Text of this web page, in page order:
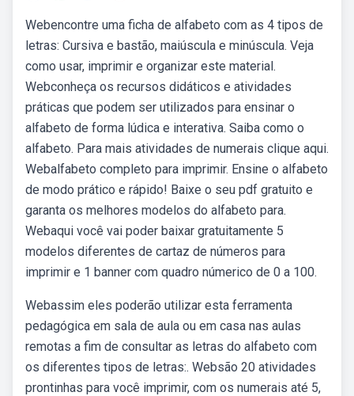
Webencontre uma ficha de alfabeto com as 4 tipos de
letras: Cursiva e bastão, maiúscula e minúscula. Veja
como usar, imprimir e organizar este material.
Webconheça os recursos didáticos e atividades
práticas que podem ser utilizados para ensinar o
alfabeto de forma lúdica e interativa. Saiba como o
alfabeto. Para mais atividades de numerais clique aqui.
Webalfabeto completo para imprimir. Ensine o alfabeto
de modo prático e rápido! Baixe o seu pdf gratuito e
garanta os melhores modelos do alfabeto para.
Webaqui você vai poder baixar gratuitamente 5
modelos diferentes de cartaz de números para
imprimir e 1 banner com quadro númerico de 0 a 100.
Webassim eles poderão utilizar esta ferramenta
pedagógica em sala de aula ou em casa nas aulas
remotas a fim de consultar as letras do alfabeto com
os diferentes tipos de letras:. Websão 20 atividades
prontinhas para você imprimir, com os numerais até 5,